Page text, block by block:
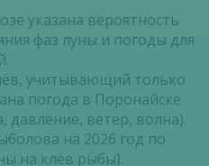
указана вероятность
фаз луны и погоды для
учитывающий только
погода в Поронайске
давление, ветер, волна).
на 2026 год по
на клёв рыбы).